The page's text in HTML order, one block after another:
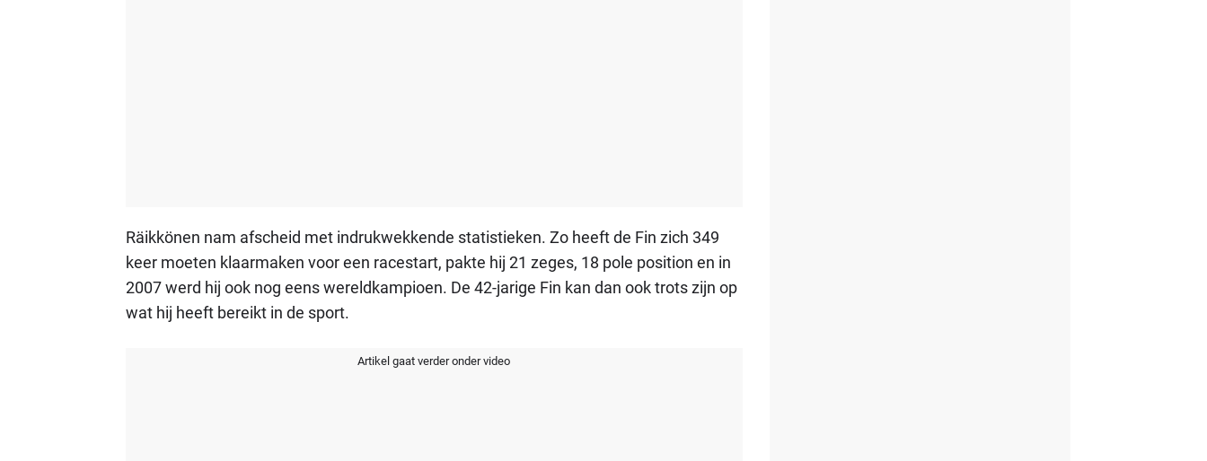
Räikkönen nam afscheid met indrukwekkende statistieken. Zo heeft de Fin zich 349
keer moeten klaarmaken voor een racestart, pakte hij 21 zeges, 18 pole position en in
2007 werd hij ook nog eens wereldkampioen. De 42-jarige Fin kan dan ook trots zijn op
wat hij heeft bereikt in de sport.
Artikel gaat verder onder video